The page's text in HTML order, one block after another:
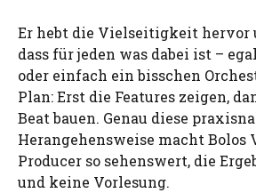
Er hebt die Vielseitigkeit hervor
dass für jeden was dabei ist –
oder einfach ein bisschen
Plan: Erst die Features zeigen,
Beat bauen. Genau diese
Herangehensweise macht Bolos
Producer so sehenswert, die
und keine Vorlesung.